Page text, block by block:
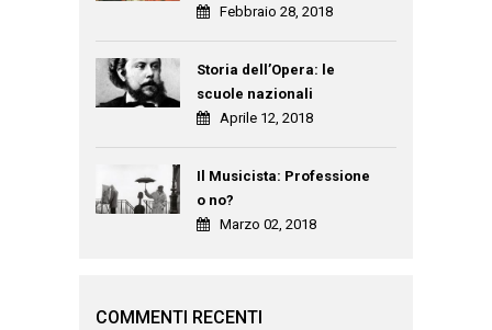
Febbraio 28, 2018
Storia dell’Opera: le
scuole nazionali
Aprile 12, 2018
Il Musicista: Professione
o no?
Marzo 02, 2018
COMMENTI RECENTI